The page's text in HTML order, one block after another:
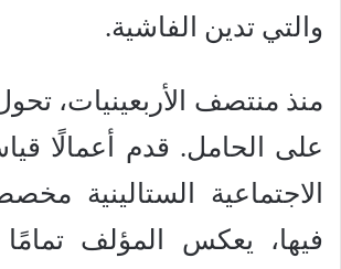
والتي تدين الفاشية.
منذ منتصف الأربعينيات،
على الحامل. قدم أعمالًا
الاجتماعية الستالينية
فيها، يعكس المؤلف تمامًا